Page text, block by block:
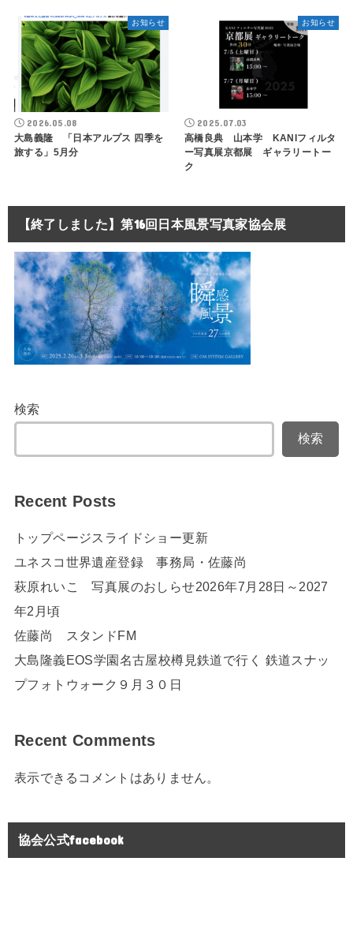
お知らせ
2026.05.08
大島義隆 「日本アルプス 四季を
旅する」5月分
お知らせ
2025.07.03
高橋良典 山本学 KANIフィルタ
ー写真展京都展 ギャラリートー
ク
【終了しました】第16回日本風景写真家協会展
検索
検索
Recent Posts
トップページスライドショー更新
ユネスコ世界遺産登録 事務局・佐藤尚
萩原れいこ 写真展のおしらせ2026年7月28日～2027
年2月頃
佐藤尚 スタンドFM
大島隆義EOS学園名古屋校樽見鉄道で行く 鉄道スナッ
プフォトウォーク９月３０日
Recent Comments
表示できるコメントはありません。
協会公式facebook